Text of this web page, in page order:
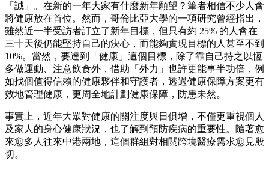
「誠」。在新的一年大家有什麼新年願望？筆者相信不少人會
將健康放在首位。然而，哥倫比亞大學的一項研究曾經指出，
雖然近一半受訪者訂立了新年目標，但只有約 25% 的人會在
三十天後仍能堅持自己的決心，而能夠實現目標的人甚至不到
10%。當然，要達到「健康」這個目標，除了靠自己持之以恆
多做運動、注意飲食外，借助「外力」也許更能事半功倍，例
如找個值得信賴的健康夥伴和守護者，透過健康保障方案更有
效地管理健康，更周全地計劃健康保障，防患未然。
事實上，近年大眾對健康的關注度與日俱增，不僅更重視個人
及家人的身心健康狀況，也了解到預防疾病的重要性。隨著愈
來愈多人往來中港兩地，這個群組對相關跨境醫療需求愈見殷
切。